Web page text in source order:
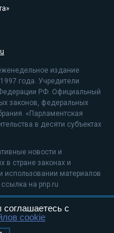
издание
года. Учредители
РФ. Официальный
законов, федеральных
«Парламентская
в десяти субъектах
новости и
стране законах и
использовании материалов
на pnp.ru
рекомендательные
с
cookie